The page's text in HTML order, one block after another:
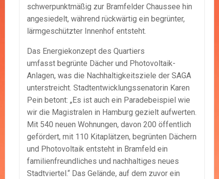
schwerpunktmäßig zur Bramfelder Chaussee hin
angesiedelt, während rückwärtig ein begrünter,
lärmgeschützter Innenhof entsteht.
Das Energiekonzept des Quartiers
umfasst begrünte Dächer und Photovoltaik-
Anlagen, was die Nachhaltigkeitsziele der SAGA
unterstreicht. Stadtentwicklungssenatorin Karen
Pein betont: „Es ist auch ein Paradebeispiel wie
wir die Magistralen in Hamburg gezielt aufwerten.
Mit 540 neuen Wohnungen, davon 200 öffentlich
gefördert, mit 110 Kitaplätzen, begrünten Dächern
und Photovoltaik entsteht in Bramfeld ein
familienfreundliches und nachhaltiges neues
Stadtviertel.“ Das Gelände, auf dem zuvor ein